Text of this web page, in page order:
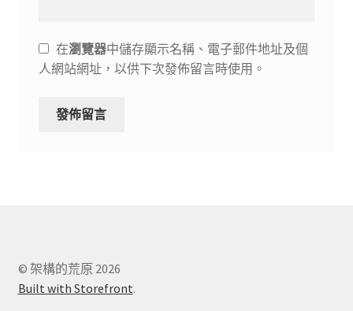
在瀏覽器中儲存顯示名稱、電子郵件地址及個
人網站網址，以供下次發佈留言時使用。
© 架構的荒原 2026
Built with Storefront.